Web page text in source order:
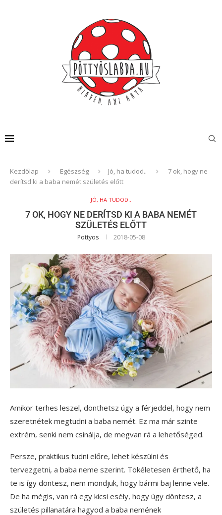
Kezdőlap Egészség Jó, ha tudod..
7 ok, hogy ne
derítsd ki a baba nemét születés előtt
JÓ, HA TUDOD..
7 OK, HOGY NE DERÍTSD KI A BABA NEMÉT
SZÜLETÉS ELŐTT
Pottyos 2018-05-08
Amikor terhes leszel, dönthetsz úgy a férjeddel, hogy nem
szeretnétek megtudni a baba nemét. Ez ma már szinte
extrém, senki nem csinálja, de megvan rá a lehetőséged.
Persze, praktikus tudni előre, lehet készülni és
tervezgetni, a baba neme szerint. Tökéletesen érthető, ha
te is így döntesz, nem mondjuk, hogy bármi baj lenne vele.
De ha mégis, van rá egy kicsi esély, hogy úgy döntesz, a
születés pillanatára hagyod a baba nemének